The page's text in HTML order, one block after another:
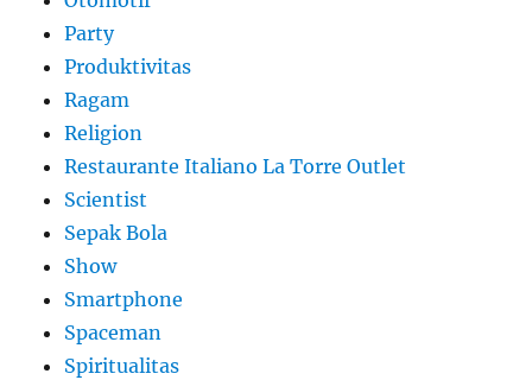
Party
Produktivitas
Ragam
Religion
Restaurante Italiano La Torre Outlet
Scientist
Sepak Bola
Show
Smartphone
Spaceman
Spiritualitas